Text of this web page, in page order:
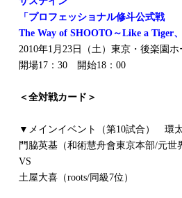
「プロフェッショナル修斗公式戦
The Way of SHOOTO～Like a Tiger
2010年1月23日（土）東京・後楽園ホ
開場17：30 開始18：00
＜全対戦カード＞
▼メインイベント（第10試合） 環
門脇英基（和術慧舟會東京本部/元世
VS
土屋大喜（roots/同級7位）